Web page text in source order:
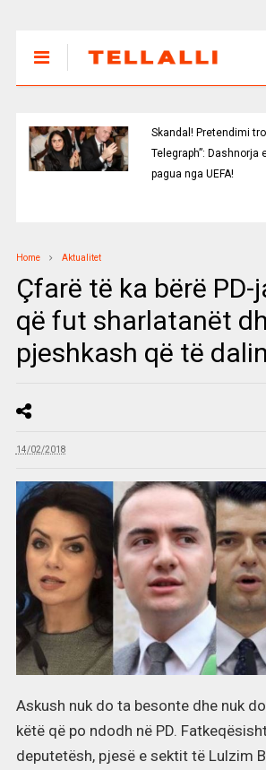
Skandal! Pretendimi
Telegraph”: Dashnorja
pagua nga UEFA!
Home Aktualitet
Çfarë të ka bërë PD-
që fut sharlatanët
pjeshkash që të
14/02/2018
Askush nuk do ta besonte dhe nuk
këtë që po ndodh në PD.
deputetësh, pjesë e sektit të Lulzim